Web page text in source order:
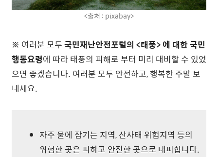
<출처 : pixabay>
※ 여러분 모두국민재난안전포털의 <태풍> 에 대한 국민
행동요령에 따라 태풍의 피해로 부터 미리 대비할 수 있었
으면 좋겠습니다. 여러분 모두 안전하고, 행복한 주말 보
내세요.
자주 물에 잠기는 지역, 산사태 위험지역 등의
위험한 곳은 피하고 안전한 곳으로 대피합니다.